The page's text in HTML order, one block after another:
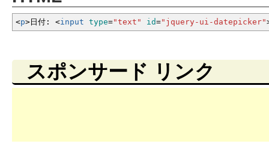
<p> 日付: <input type="text" id="jquery-ui-datepicker"
スポンサード リンク